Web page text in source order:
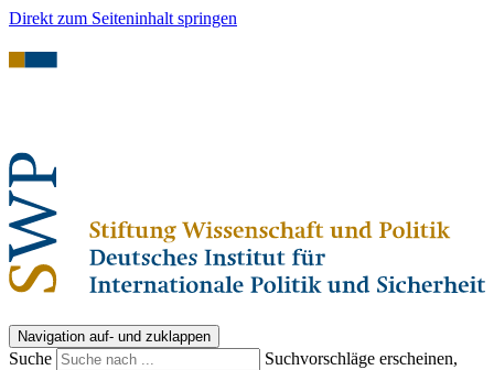
Direkt zum Seiteninhalt springen
Navigation auf- und zuklappen
Suche
Suchvorschläge erscheinen,